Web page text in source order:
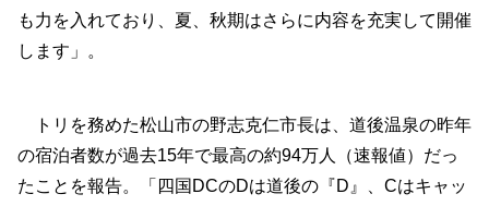
も力を入れており、夏、秋期はさらに内容を充実して開催
します」。
トリを務めた松山市の野志克仁市長は、道後温泉の昨年
の宿泊者数が過去15年で最高の約94万人（速報値）だっ
たことを報告。「四国DCのDは道後の『D』、Cはキャッ